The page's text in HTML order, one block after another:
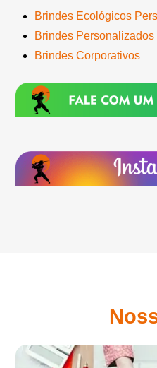
Brindes Ecológicos
Brindes Personalizados
Brindes Corporativos